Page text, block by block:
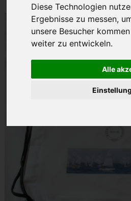
Diese Technologien
Ergebnisse zu messen,
unsere Besucher
weiter zu entwickeln.
Alle